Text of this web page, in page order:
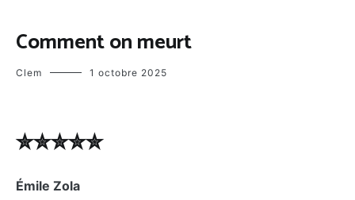
Comment on meurt
Clem 1 octobre 2025
✮✮✮✮✮
Émile Zola